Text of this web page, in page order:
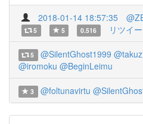
2018-01-14 18:57:35
5 5 0.516 リツイ
5 @SilentGhost1999
@iromoku @BeginLeimu
3 @foltunavirtu